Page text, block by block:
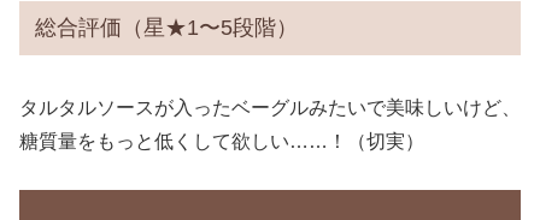
総合評価（星★1〜5段階）
タルタルソースが入ったベーグルみたいで美味しいけど、
糖質量をもっと低くして欲しい……！（切実）